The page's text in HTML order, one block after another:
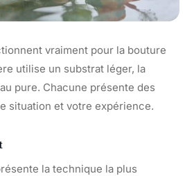
vraiment pour la bouture
utilise un substrat léger, la
pure. Chacune présente des
situation et votre expérience.
la technique la plus